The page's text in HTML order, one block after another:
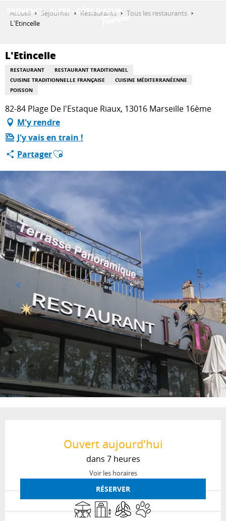
QUE FAIRE ?
SÉJOURNER
ESPACE PRO
Accueil Séjourner Restaurants
Tous les restaurants
L'Etincelle
L'Etincelle
RESTAURANT
RESTAURANT TRADITIONNEL
CUISINE TRADITIONNELLE FRANÇAISE
CUISINE MÉDITERRANÉENNE
POISSON
82-84 Plage De l'Estaque Riaux, 13016 Marseille 16ème
M'y rendre
J'y vais en train !
PartagerAjouter aux favoris
Ouvert aujourd'hui
dans 7 heures
Voir les horaires
RÉSERVER
TerrasseAscenseurAir conditionné
Animaux acceptés